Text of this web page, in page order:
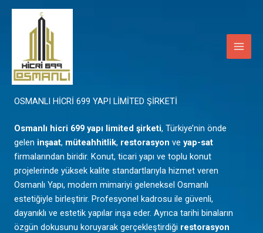
İçeriğe
Mardin
OSMANLI HİCRİ 699 YAPI LİMİTED ŞİRKETİ
Osmanlı hicri 699 yapı limited şirketi, Türkiye’nin önde
gelen inşaat, müteahhitlik, restorasyon ve yap-sat
firmalarından biridir. Konut, ticari yapı ve toplu konut
projelerinde yüksek kalite standartlarıyla hizmet veren
Osmanlı Yapı, modern mimariyi geleneksel Osmanlı
estetiğiyle birleştirir. Profesyonel kadrosu ile güvenli,
dayanıklı ve estetik yapılar inşa eder. Ayrıca tarihi binaların
özgün dokusunu koruyarak gerçekleştirdiği restorasyon